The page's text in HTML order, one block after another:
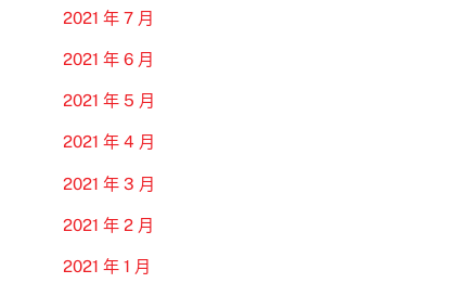
2021 年 7 月
2021 年 6 月
2021 年 5 月
2021 年 4 月
2021 年 3 月
2021 年 2 月
2021 年 1 月